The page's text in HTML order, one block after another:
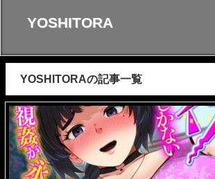
YOSHITORA
YOSHITORAの記事一覧